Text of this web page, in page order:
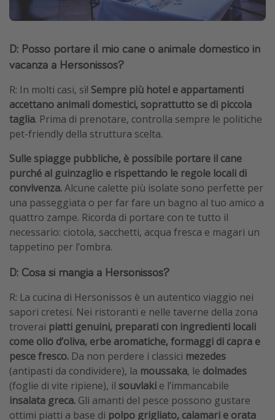
D: Posso portare il mio cane o animale domestico in
vacanza a Hersonissos?
R: In molti casi, sì! Sempre più hotel e appartamenti
accettano animali domestici, soprattutto se di piccola
taglia. Prima di prenotare, controlla sempre le politiche
pet-friendly della struttura scelta.
Sulle spiagge pubbliche, è possibile portare il cane
purché al guinzaglio e rispettando le regole locali di
convivenza.Alcune calette più isolate sono perfette per
una passeggiata o per far fare un bagno al tuo amico a
quattro zampe. Ricorda di portare con te tutto il
necessario: ciotola, sacchetti, acqua fresca e magari un
tappetino per l’ombra.
D: Cosa si mangia a Hersonissos?
R: La cucina di Hersonissos è un autentico viaggio nei
sapori cretesi. Nei ristoranti e nelle taverne della zona
troverai piatti genuini, preparati con ingredienti locali
come olio d’oliva, erbe aromatiche, formaggi di capra e
pesce fresco. Da non perdere i classici mezedes
(antipasti da condividere), la moussaka, le dolmades
(foglie di vite ripiene), il souvlaki e l’immancabile
insalata greca. Gli amanti del pesce possono gustare
ottimi piatti a base di polpo grigliato, calamari e orata